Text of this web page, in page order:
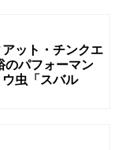
アット・チンクエ
のパフォーマン
虫「スバル